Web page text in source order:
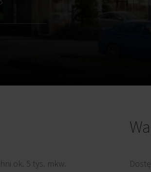
ok. 5 tys. mkw.